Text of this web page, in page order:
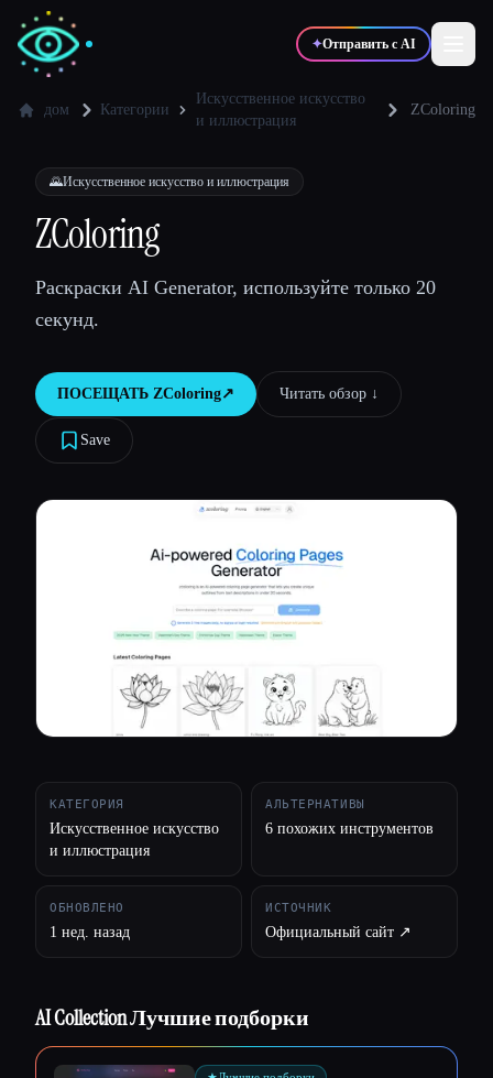
✦Отправить с AI
💻 Разработчики
🎓Студенты
Блог
дом Категории
Искусственное искусство
и иллюстрация
ZColoring
🌄Искусственное искусство и иллюстрация
ZColoring
Раскраски AI Generator, используйте только 20
секунд.
ПОСЕЩАТЬ ZColoring↗︎ Читать обзор ↓︎
Save
КАТЕГОРИЯ
Искусственное искусство
и иллюстрация
АЛЬТЕРНАТИВЫ
6 похожих инструментов
ОБНОВЛЕНО
1 нед. назад
ИСТОЧНИК
Официальный сайт ↗︎
AI Collection Лучшие подборки